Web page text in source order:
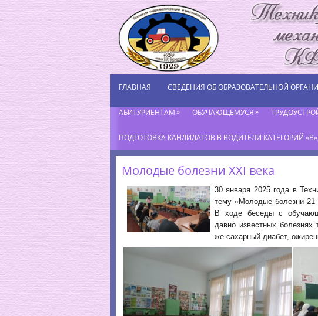
ГЛАВНАЯ СВЕДЕНИЯ ОБ ОБРАЗОВАТЕЛЬНОЙ
АБИТУРИЕНТАМ» ОБУЧАЮЩЕМУСЯ»
ПОДГОТОВКА КАНДИДАТОВ В ВОДИТЕЛИ КАТЕГОРИЙ
Молодые болезни XXI века
30 января 2025 года в
тему «Молодые болезни 21
В ходе беседы с
давно известных
же сахарный диабет,